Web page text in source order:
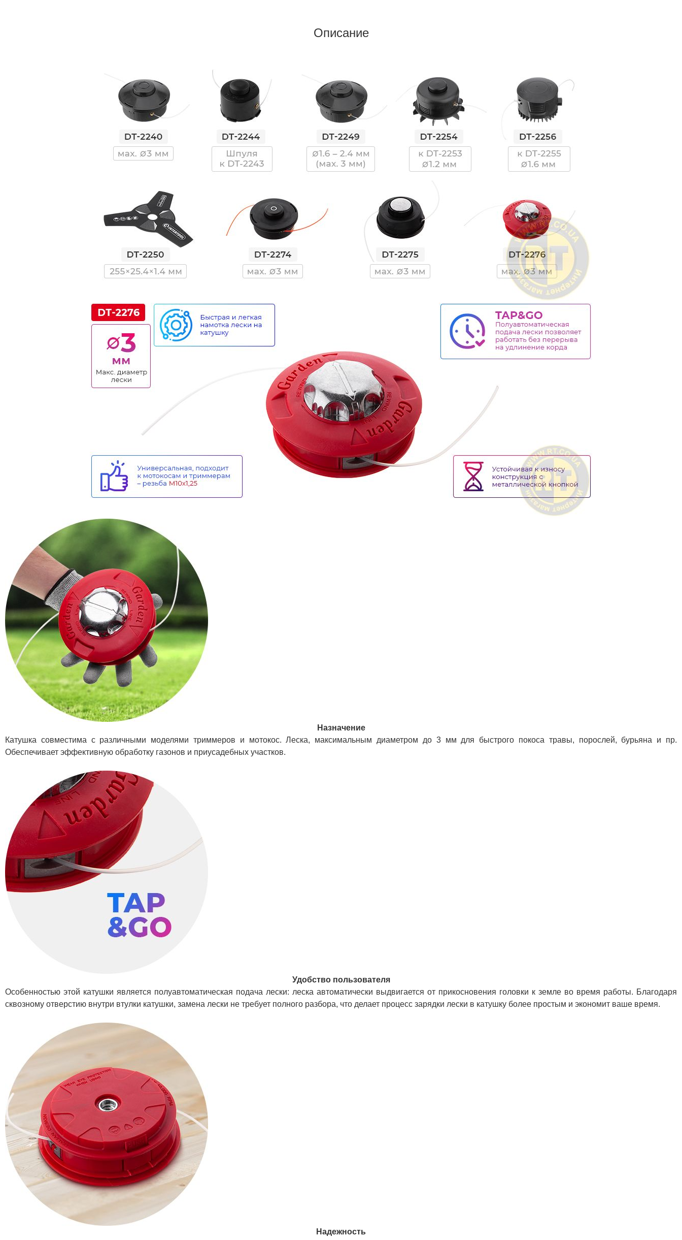
Описание
Назначение
Катушка совместима с различными моделями триммеров и мотокос. Леска, максимальным диаметром до 3 мм для быстрого покоса травы, порослей, бурьяна и пр.
Обеспечивает эффективную обработку газонов и приусадебных участков.
Удобство пользователя
Особенностью этой катушки является полуавтоматическая подача лески: леска автоматически выдвигается от прикосновения головки к земле во время работы. Благодаря
сквозному отверстию внутри втулки катушки, замена лески не требует полного разбора, что делает процесс зарядки лески в катушку более простым и экономит ваше время.
Надежность